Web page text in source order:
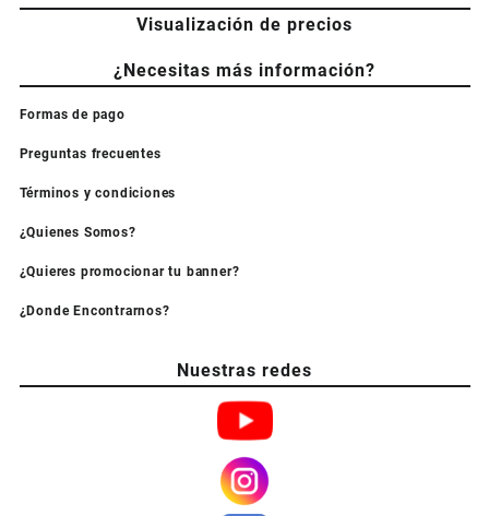
Visualización de precios
¿Necesitas más información?
Formas de pago
Preguntas frecuentes
Términos y condiciones
¿Quienes Somos?
¿Quieres promocionar tu banner?
¿Donde Encontrarnos?
Nuestras redes